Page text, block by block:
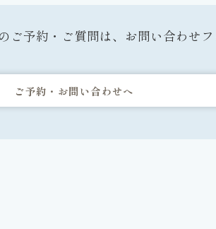
ご予約・ご質問は、お問い合わせフ
ご予約・お問い合わせへ